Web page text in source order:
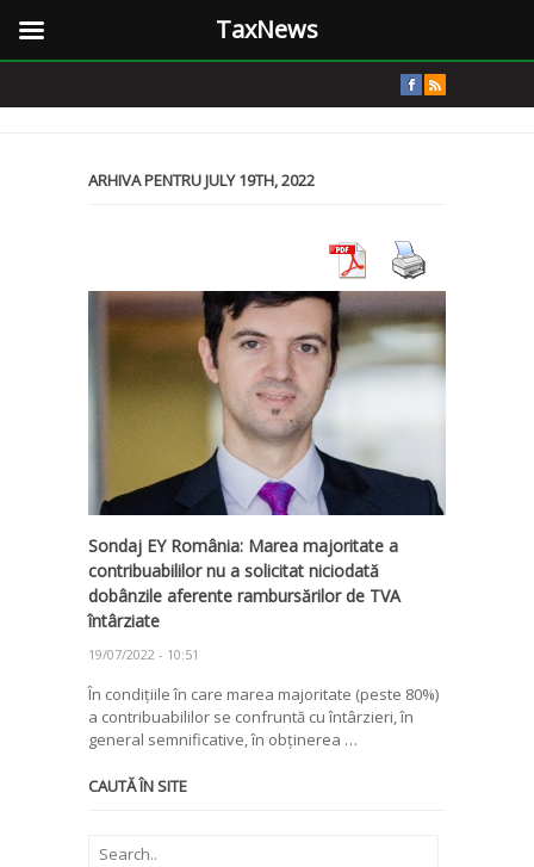
ARHIVA PENTRU JULY 19TH, 2022
Sondaj EY România: Marea majoritate a
contribuabililor nu a solicitat niciodată
dobânzile aferente rambursărilor de TVA
întârziate
19/07/2022 - 10:51
În condițiile în care marea majoritate (peste 80%)
a contribuabililor se confruntă cu întârzieri, în
general semnificative, în obținerea …
CAUTĂ ÎN SITE
TaxNews